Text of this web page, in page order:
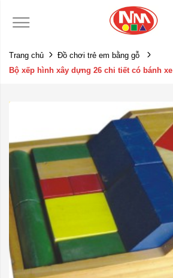
Trang chủ
Đồ chơi trẻ em bằng gỗ
Bộ xếp hình xây dựng 26 chi tiết có bánh xe